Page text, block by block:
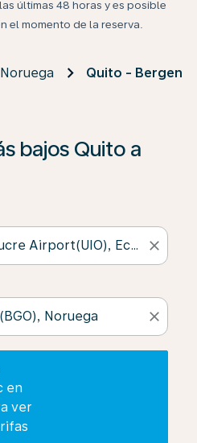
últimas 48 horas y es posible
el momento de la reserva.
Quito - Bergen
bajos Quito a
close
close
en
ver
haga clic en ‘Buscar